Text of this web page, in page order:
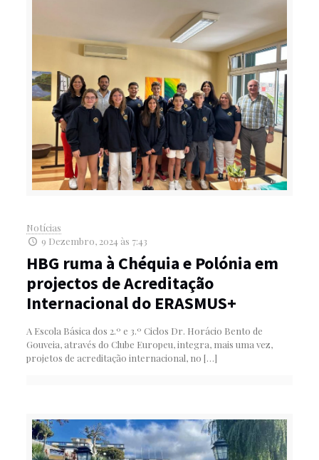
Notícias
9 Dezembro, 2024 às 7:43
HBG ruma à Chéquia e Polónia em
projectos de Acreditação
Internacional do ERASMUS+
A Escola Básica dos 2.º e 3.º Ciclos Dr. Horácio Bento de
Gouveia, através do Clube Europeu, integra, mais uma vez,
projetos de acreditação internacional, no […]